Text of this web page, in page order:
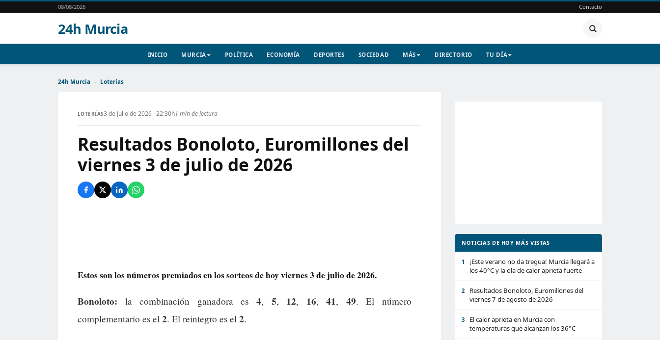
08/08/2026 Contacto
24h Murcia
INICIO MURCIA POLÍTICA ECONOMÍA DEPORTES SOCIEDAD MÁS DIRECTORIO TU DÍA
24h Murcia › Loterías
LOTERÍAS3 de Julio de 2026 · 22:30h1 min de lectura
Resultados Bonoloto, Euromillones del
viernes 3 de julio de 2026
Estos son los números premiados en los sorteos de hoy viernes 3 de julio de 2026.
Bonoloto: la combinación ganadora es 4, 5, 12, 16,41, 49. El número
complementario es el 2. El reintegro es el 2.
NOTICIAS DE HOY MÁS VISTAS
1
¡Este verano no da tregua! Murcia llegará a
los 40°C y la ola de calor aprieta fuerte
2
Resultados Bonoloto, Euromillones del
viernes 7 de agosto de 2026
3
El calor aprieta en Murcia con
temperaturas que alcanzan los 36°C